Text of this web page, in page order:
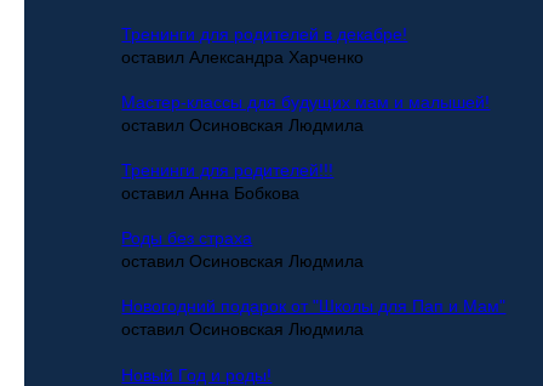
Тренинги для родителей в декабре!
оставил Александра Харченко
Мастер-классы для будущих мам и малышей!
оставил Осиновская Людмила
Тренинги для родителей!!!
оставил Анна Бобкова
Роды без страха
оставил Осиновская Людмила
Новогодний подарок от "Школы для Пап и Мам"
оставил Осиновская Людмила
Новый Год и роды!